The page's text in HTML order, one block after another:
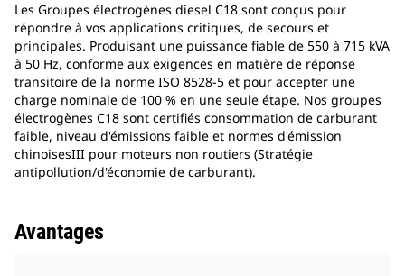
Les Groupes électrogènes diesel C18 sont conçus pour
répondre à vos applications critiques, de secours et
principales. Produisant une puissance fiable de 550 à 715 kVA
à 50 Hz, conforme aux exigences en matière de réponse
transitoire de la norme ISO 8528-5 et pour accepter une
charge nominale de 100 % en une seule étape. Nos groupes
électrogènes C18 sont certifiés consommation de carburant
faible, niveau d'émissions faible et normes d'émission
chinoisesIII pour moteurs non routiers (Stratégie
antipollution/d'économie de carburant).
Avantages